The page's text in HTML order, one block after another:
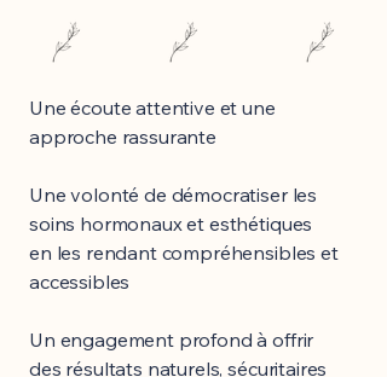
Une écoute attentive et une
approche rassurante
Une volonté de démocratiser les
soins hormonaux et esthétiques
en les rendant compréhensibles et
accessibles
Un engagement profond à offrir
des résultats naturels, sécuritaires